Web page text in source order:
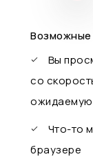
Возможные
Вы
со
ожидаемую
Что-то
браузере